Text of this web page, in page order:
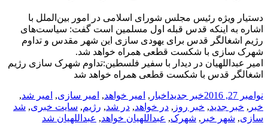
دستیار ویژه رئیس مجلس شورای اسلامی در امور بین‌الملل با
اشاره به اینکه قدس قبله اول مسلمین است گفت: سیاست‌های
رژیم اشغالگر قدس برای یهودی سازی این شهر مقدس و تداوم
شهرک سازی با شکست قطعی همراه خواهد شد.
امیر عبداللهیان در دیدار با سفیر فلسطین:تداوم شهرک سازی رژیم
اشغالگر قدس با شکست قطعی همراه خواهد شد
ارسال
شده
در
نوامبر 27, 2016 نویسنده
دسته‌ها
خبر جدیدبرچسب‌ها
اخبار , امیر خواهد, امیر سازی, امیر شد,
خبر , خبر جدید, خبر روز , در خواهد, در شد, رژیم, سایت خبری, شد
سازی, شهر خبر , شهرک, عبداللهیان خواهد, عبداللهیان شد